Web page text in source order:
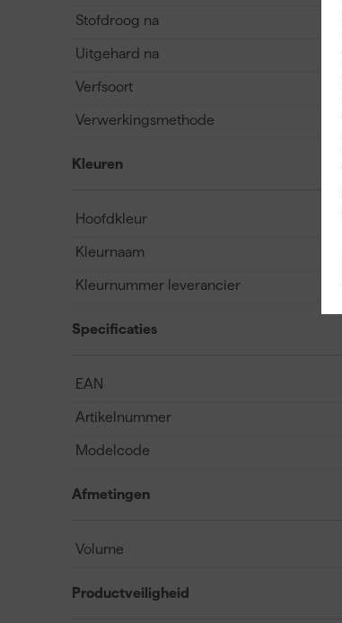
Stofdroog na
Uitgehard na
Verfsoort
Verwerkingsmethode
Kleuren
Hoofdkleur
Kleurnaam
Kleurnummer leverancier
Specificaties
EAN
Artikelnummer
Modelcode
Afmetingen
Volume
Productveiligheid